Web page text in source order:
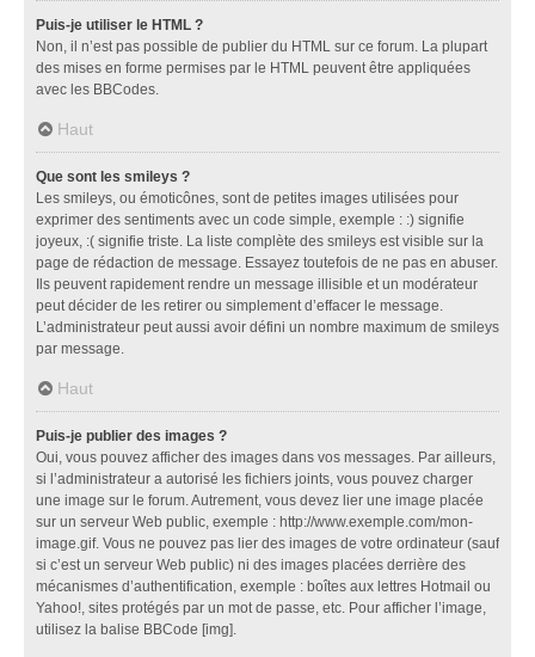
Puis-je utiliser le HTML ?
Non, il n’est pas possible de publier du HTML sur ce forum. La plupart
des mises en forme permises par le HTML peuvent être appliquées
avec les BBCodes.
Haut
Que sont les smileys ?
Les smileys, ou émoticônes, sont de petites images utilisées pour
exprimer des sentiments avec un code simple, exemple : :) signifie
joyeux, :( signifie triste. La liste complète des smileys est visible sur la
page de rédaction de message. Essayez toutefois de ne pas en abuser.
Ils peuvent rapidement rendre un message illisible et un modérateur
peut décider de les retirer ou simplement d’effacer le message.
L’administrateur peut aussi avoir défini un nombre maximum de smileys
par message.
Haut
Puis-je publier des images ?
Oui, vous pouvez afficher des images dans vos messages. Par ailleurs,
si l’administrateur a autorisé les fichiers joints, vous pouvez charger
une image sur le forum. Autrement, vous devez lier une image placée
sur un serveur Web public, exemple : http://www.exemple.com/mon-
image.gif. Vous ne pouvez pas lier des images de votre ordinateur (sauf
si c’est un serveur Web public) ni des images placées derrière des
mécanismes d’authentification, exemple : boîtes aux lettres Hotmail ou
Yahoo!, sites protégés par un mot de passe, etc. Pour afficher l’image,
utilisez la balise BBCode [img].